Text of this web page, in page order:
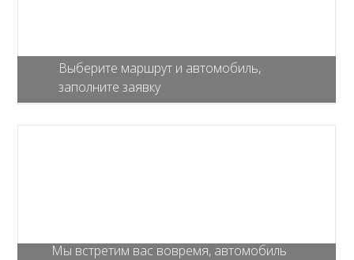
Выберите маршрут и автомобиль,
заполните заявку
Мы встретим вас вовремя, автомобиль